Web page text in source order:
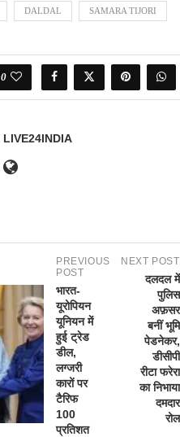
DALDAL SAMARA TIJORI
0
LIVE24INDIA
PREVIOUS
POST
भारत-
यूरोपियन
यूनियन में
हुई ट्रेड
डील,
लग्जरी
कारों पर
टैरिफ
100
प्रतिशत
NEXT POST
दलदल में
पुलिस
अफ़सर
बनीं भूमि
पेडनेकर,
डीसीपी
रीटा फरेरा
का निभाया
दमदार
रोल